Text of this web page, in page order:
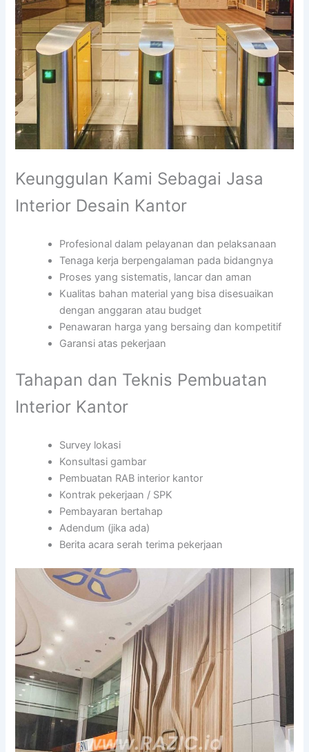
Keunggulan Kami Sebagai Jasa
Interior Desain Kantor
Profesional dalam pelayanan dan pelaksanaan
Tenaga kerja berpengalaman pada bidangnya
Proses yang sistematis, lancar dan aman
Kualitas bahan material yang bisa disesuaikan
dengan anggaran atau budget
Penawaran harga yang bersaing dan kompetitif
Garansi atas pekerjaan
Tahapan dan Teknis Pembuatan
Interior Kantor
Survey lokasi
Konsultasi gambar
Pembuatan RAB interior kantor
Kontrak pekerjaan / SPK
Pembayaran bertahap
Adendum (jika ada)
Berita acara serah terima pekerjaan